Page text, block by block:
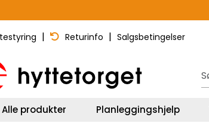
| Returinfo | Salgsbetingelser
Alle produkter Planleggingshjelp